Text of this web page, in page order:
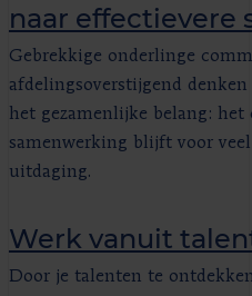
naar effectievere
Gebrekkige onderlinge
afdelingsoverstijgend
het gezamenlijke belang: het
samenwerking blijft voor
uitdaging.
Werk vanuit
Door je talenten te